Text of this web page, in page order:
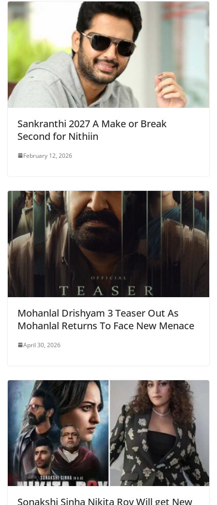
Sankranthi 2027 A Make or Break
Second for Nithiin
February 12, 2026
Mohanlal Drishyam 3 Teaser Out As
Mohanlal Returns To Face New Menace
April 30, 2026
Sonakshi Sinha Nikita Roy Will get New